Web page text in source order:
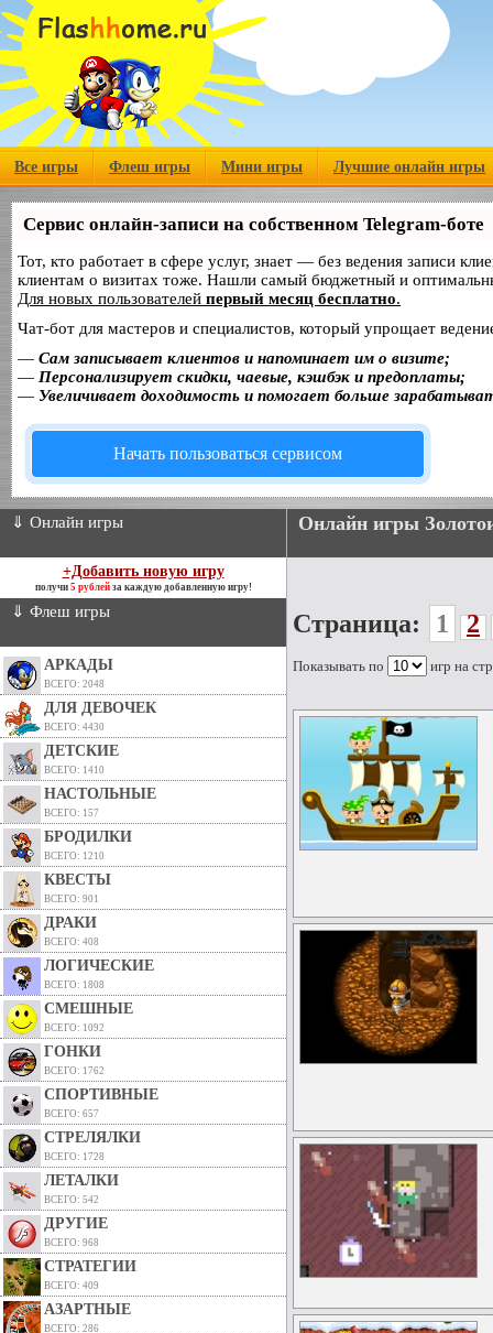
Все игры Флеш игры Мини игры Лучшие онлайн игры
Сервис онлайн-записи на собственном Telegram-боте
Тот, кто работает в сфере услуг, знает — без ведения записи
клиентам о визитах тоже. Нашли самый бюджетный и
Для новых пользователей первый месяц бесплатно.
Чат-бот для мастеров и специалистов, который упрощает
— Сам записывает клиентов и напоминает им о визите;
— Персонализирует скидки, чаевые, кэшбэк и предоплаты;
— Увеличивает доходимость и помогает больше
Начать пользоваться сервисом
⇓ Онлайн игры
+Добавить новую игру
получи 5 рублейза каждую добавленную игру!
⇓ Флеш игры
АРКАДЫ
ВСЕГО: 2048
ДЛЯ ДЕВОЧЕК
ВСЕГО: 4430
ДЕТСКИЕ
ВСЕГО: 1410
НАСТОЛЬНЫЕ
ВСЕГО: 157
БРОДИЛКИ
ВСЕГО: 1210
КВЕСТЫ
ВСЕГО: 901
ДРАКИ
ВСЕГО: 408
ЛОГИЧЕСКИЕ
ВСЕГО: 1808
СМЕШНЫЕ
ВСЕГО: 1092
ГОНКИ
ВСЕГО: 1762
СПОРТИВНЫЕ
ВСЕГО: 657
СТРЕЛЯЛКИ
ВСЕГО: 1728
ЛЕТАЛКИ
ВСЕГО: 542
ДРУГИЕ
ВСЕГО: 968
СТРАТЕГИИ
ВСЕГО: 409
АЗАРТНЫЕ
ВСЕГО: 286
Онлайн игры
Страница: 1 2
Показывать по игр на